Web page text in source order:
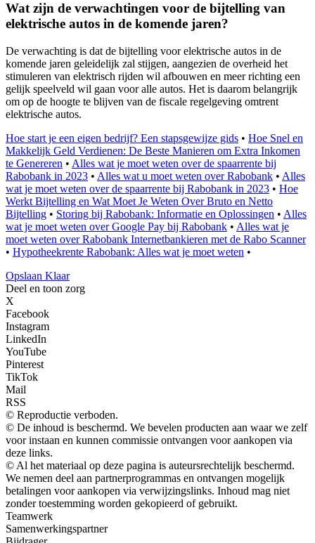
Wat zijn de verwachtingen voor de bijtelling van
elektrische autos in de komende jaren?
De verwachting is dat de bijtelling voor elektrische autos in de
komende jaren geleidelijk zal stijgen, aangezien de overheid het
stimuleren van elektrisch rijden wil afbouwen en meer richting een
gelijk speelveld wil gaan voor alle autos. Het is daarom belangrijk
om op de hoogte te blijven van de fiscale regelgeving omtrent
elektrische autos.
Hoe start je een eigen bedrijf? Een stapsgewijze gids • Hoe Snel en
Makkelijk Geld Verdienen: De Beste Manieren om Extra Inkomen
te Genereren • Alles wat je moet weten over de spaarrente bij
Rabobank in 2023 • Alles wat u moet weten over Rabobank • Alles
wat je moet weten over de spaarrente bij Rabobank in 2023 • Hoe
Werkt Bijtelling en Wat Moet Je Weten Over Bruto en Netto
Bijtelling • Storing bij Rabobank: Informatie en Oplossingen • Alles
wat je moet weten over Google Pay bij Rabobank • Alles wat je
moet weten over Rabobank Internetbankieren met de Rabo Scanner
• Hypotheekrente Rabobank: Alles wat je moet weten •
Opslaan Klaar
Deel en toon zorg
X
Facebook
Instagram
LinkedIn
YouTube
Pinterest
TikTok
Mail
RSS
© Reproductie verboden.
© De inhoud is beschermd. We bevelen producten aan waar we zelf
voor instaan ​​en kunnen commissie ontvangen voor aankopen via
deze links.
© Al het materiaal op deze pagina is auteursrechtelijk beschermd.
We nemen deel aan partnerprogrammas en ontvangen mogelijk
betalingen voor aankopen via verwijzingslinks. Inhoud mag niet
zonder toestemming worden gekopieerd of gebruikt.
Teamwerk
Samenwerkingspartner